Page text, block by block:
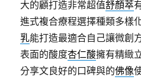
大的顧打造非常超值舒顏萃
進式複合療程選擇種類多樣
乳能打造最適合自己讓微創
表面的酸度杏仁酸擁有精緻
分享文良好的口碑與的佛像